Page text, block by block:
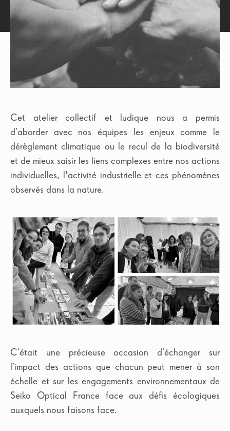
France Germany
Japan Malaysia
Netherlands Poland
United Kingdom
Cet atelier collectif et ludique nous a permis
d’aborder avec nos équipes les enjeux comme le
dérèglement climatique ou le recul de la biodiversité
et de mieux saisir les liens complexes entre nos actions
individuelles, l'activité industrielle et ces phénomènes
observés dans la nature.
C’était une précieuse occasion d’échanger sur
l’impact des actions que chacun peut mener à son
échelle et sur les engagements environnementaux de
Seiko Optical France face aux défis écologiques
auxquels nous faisons face.
association(14)
buée sur les lunettes
(1)
Tout voir
Auteurs
Xavier Fournat(2)